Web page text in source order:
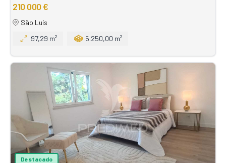
210 000 €
São Luís
97,29 m²
5.250,00 m²
Destacado